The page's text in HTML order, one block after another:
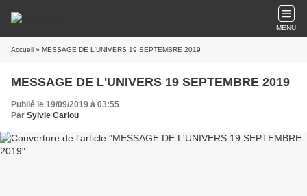
MENU
Accueil » MESSAGE DE L'UNIVERS 19 SEPTEMBRE 2019
MESSAGE DE L'UNIVERS 19 SEPTEMBRE 2019
Publié le 19/09/2019 à 03:55
Par Sylvie Cariou